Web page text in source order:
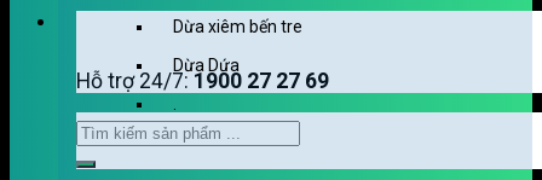
Hỗ trợ 24/7: 1900 27 27 69
Dừa xiêm bến tre
Dừa Dứa
.